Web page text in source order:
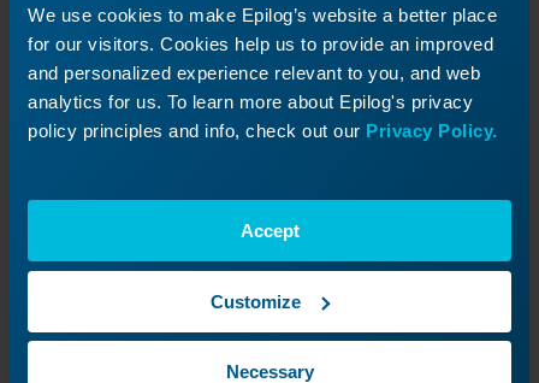
We use cookies to make Epilog’s website a better place
for our visitors. Cookies help us to provide an improved
and personalized experience relevant to you, and web
analytics for us. To learn more about Epilog's privacy
policy principles and info, check out our Privacy Policy.
Accept
Customize
Necessary
Pro 32, Pro 48
Remplacement du réducteur
d'entraînement
Remplacez l'ensemble réducteur d'entraînement